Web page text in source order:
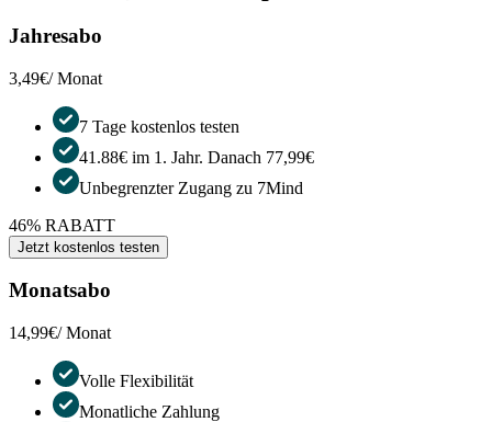
Jahresabo
3,49€/ Monat
7 Tage kostenlos testen
41.88€ im 1. Jahr. Danach 77,99€
Unbegrenzter Zugang zu 7Mind
46% RABATT
Jetzt kostenlos testen
Monatsabo
14,99€/ Monat
Volle Flexibilität
Monatliche Zahlung